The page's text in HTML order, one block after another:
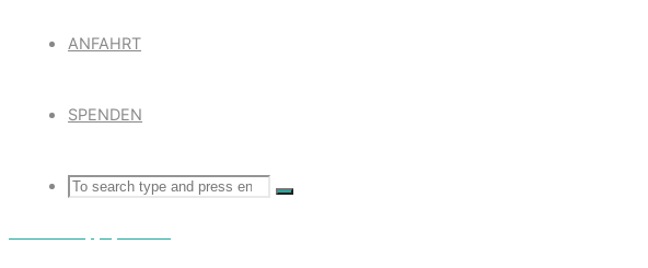
ANFAHRT
SPENDEN
SEARCH
Search
Search